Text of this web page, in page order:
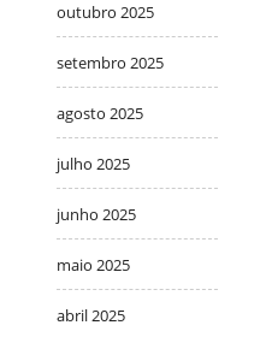
outubro 2025
setembro 2025
agosto 2025
julho 2025
junho 2025
maio 2025
abril 2025